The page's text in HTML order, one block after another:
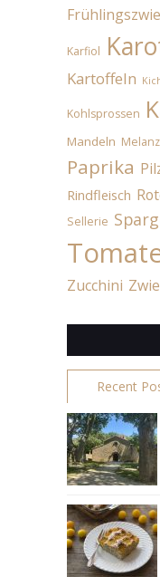
Karfiol
Kartoffeln
Kohlsprossen
Mandeln
Paprika
Rindfleisch
Sellerie
Zucchini
Recent